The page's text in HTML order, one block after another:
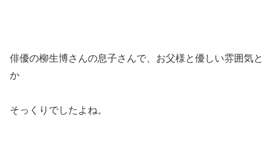
俳優の柳生博さんの息子さんで、お父様と優しい雰囲気と
か
そっくりでしたよね。